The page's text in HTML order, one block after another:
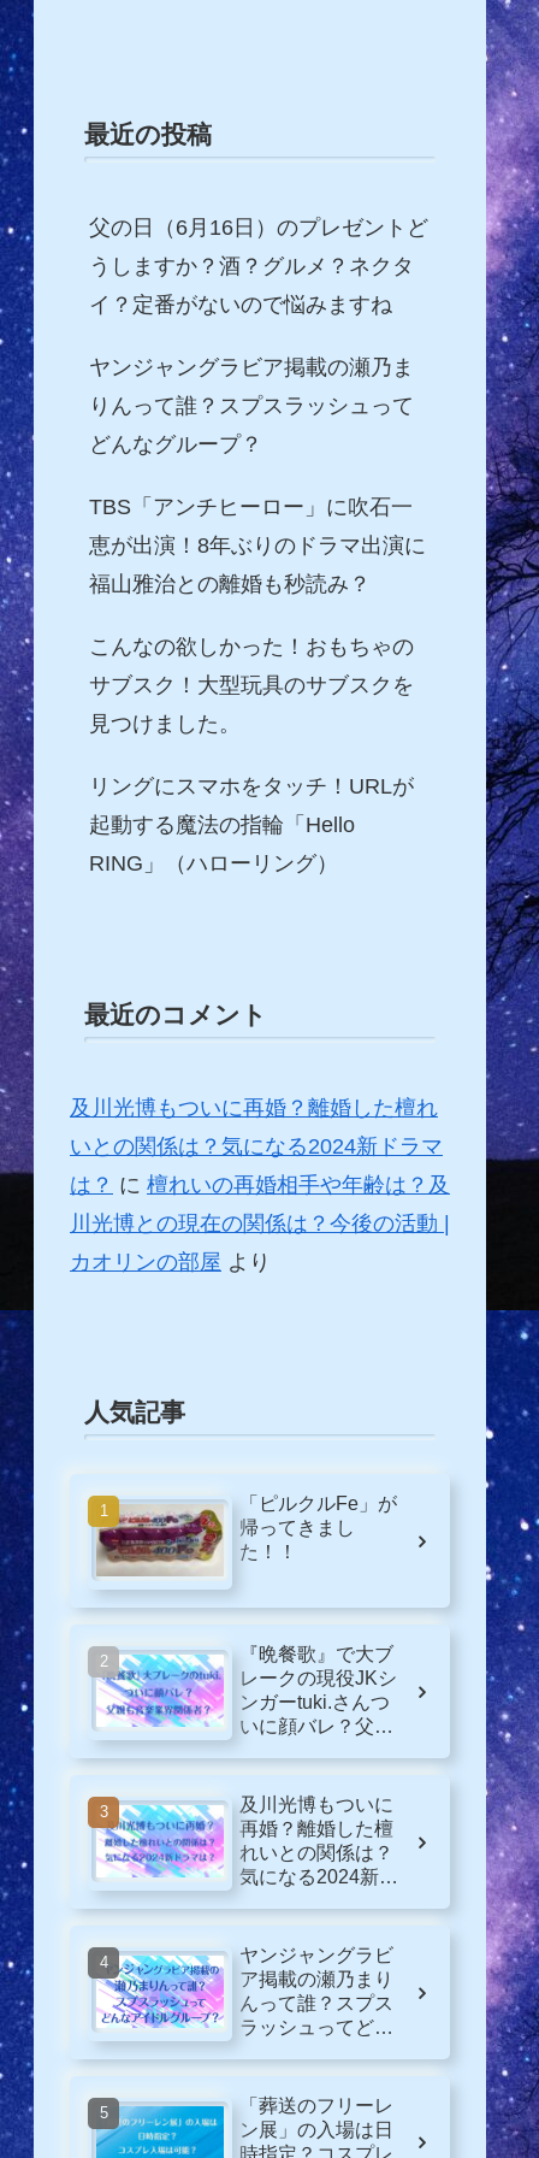
最近の投稿
父の日（6月16日）のプレゼントど
うしますか？酒？グルメ？ネクタ
イ？定番がないので悩みますね
ヤンジャングラビア掲載の瀬乃ま
りんって誰？スプスラッシュって
どんなグループ？
TBS「アンチヒーロー」に吹石一
恵が出演！8年ぶりのドラマ出演に
福山雅治との離婚も秒読み？
こんなの欲しかった！おもちゃの
サブスク！大型玩具のサブスクを
見つけました。
リングにスマホをタッチ！URLが
起動する魔法の指輪「Hello
RING」（ハローリング）
最近のコメント
及川光博もついに再婚？離婚した檀れ
いとの関係は？気になる2024新ドラマ
は？ に 檀れいの再婚相手や年齢は？及
川光博との現在の関係は？今後の活動 |
カオリンの部屋 より
人気記事
「ピルクルFe」が
帰ってきまし
た！！
『晩餐歌』で大ブ
レークの現役JKシ
ンガーtuki.さんつ
いに顔バレ？父親
及川光博もついに
再婚？離婚した檀
れいとの関係は？
気になる2024新ド
ヤンジャングラビ
ア掲載の瀬乃まり
んって誰？スプス
ラッシュってどん
「葬送のフリーレ
ン展」の入場は日
時指定？コスプレ